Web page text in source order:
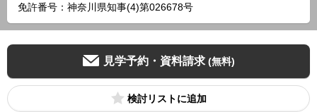
免許番号：神奈川県知事(4)第026678号
見学予約・資料請求 (無料)
検討リスト